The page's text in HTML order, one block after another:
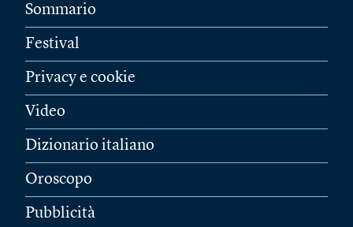
Sommario
Festival
Privacy e cookie
Video
Dizionario italiano
Oroscopo
Pubblicità